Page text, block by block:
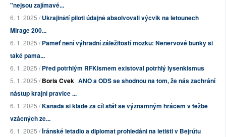
"nejsou zajímavé...
6. 1. 2025 /Ukrajinští piloti údajně absolvovali výcvik na letounech
Mirage 200...
6. 1. 2025 /Paměť není výhradní záležitostí mozku: Nenervové buňky si
také pama...
6. 1. 2025 /Před potrhlým RFKismem existoval potrhlý lysenkismus
5. 1. 2025 /Boris Cvek ANO a ODS se shodnou na tom, že nás zachrání
nástup krajní pravice ...
6. 1. 2025 /Kanada si klade za cíl stát se významným hráčem v těžbě
vzácných ze...
6. 1. 2025 /Íránské letadlo a diplomat prohledáni na letišti v Bejrútu